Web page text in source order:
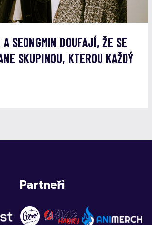
A SEONGMIN DOUFAJÍ, ŽE SE
SKUPINOU, KTEROU KAŽDÝ
Partneři